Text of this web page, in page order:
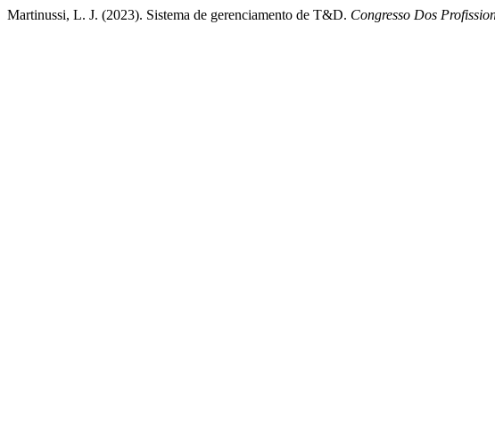
Martinussi, L. J. (2023). Sistema de gerenciamento de T&D. Congresso Dos